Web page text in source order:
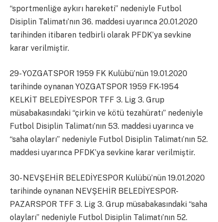
“sportmenliğe aykırı hareketi” nedeniyle Futbol
Disiplin Talimatı’nın 36. maddesi uyarınca 20.01.2020
tarihinden itibaren tedbirli olarak PFDK’ya sevkine
karar verilmiştir.
29- YOZGATSPOR 1959 FK Kulübü’nün 19.01.2020
tarihinde oynanan YOZGATSPOR 1959 FK-1954
KELKİT BELEDİYESPOR TFF 3. Lig 3. Grup
müsabakasındaki “çirkin ve kötü tezahüratı” nedeniyle
Futbol Disiplin Talimatı’nın 53. maddesi uyarınca ve
“saha olayları” nedeniyle Futbol Disiplin Talimatı’nın 52.
maddesi uyarınca PFDK’ya sevkine karar verilmiştir.
30- NEVŞEHİR BELEDİYESPOR Kulübü’nün 19.01.2020
tarihinde oynanan NEVŞEHİR BELEDİYESPOR-
PAZARSPOR TFF 3. Lig 3. Grup müsabakasındaki “saha
olayları” nedeniyle Futbol Disiplin Talimatı’nın 52.